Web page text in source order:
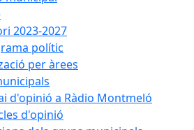
2023-2027
polític
per àrees
d'opinió a Ràdio Montmeló
d'opinió